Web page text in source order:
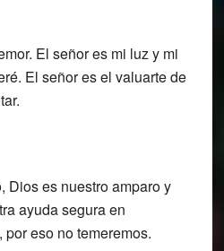
El señor es mi luz y mi
El señor es el valuarte de
Dios es nuestro amparo y
ayuda segura en
eso no temeremos.